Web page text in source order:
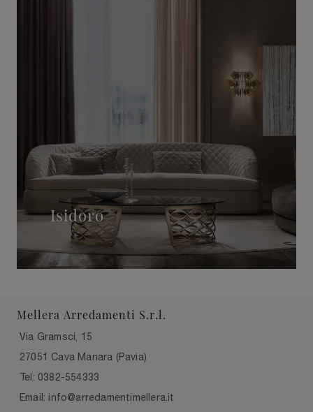
Isidoro
Mellera Arredamenti S.r.l.
Via Gramsci, 15
27051 Cava Manara (Pavia)
Tel: 0382-554333
Email: info@arredamentimellera.it